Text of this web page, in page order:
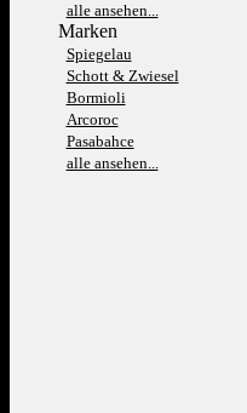
alle ansehen...
Marken
Spiegelau
Schott & Zwiesel
Bormioli
Arcoroc
Pasabahce
alle ansehen...